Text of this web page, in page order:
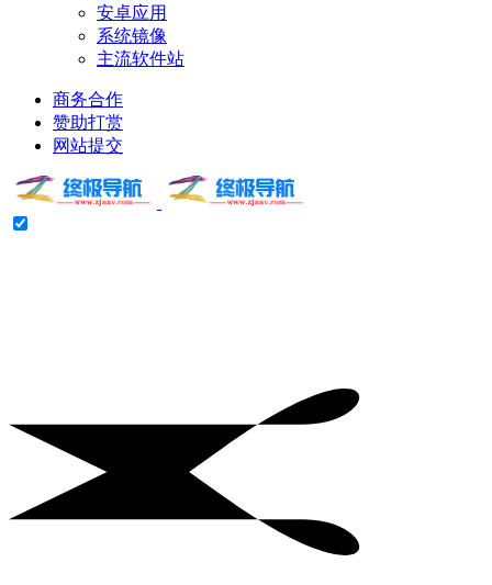
安卓应用
系统镜像
主流软件站
商务合作
赞助打赏
网站提交